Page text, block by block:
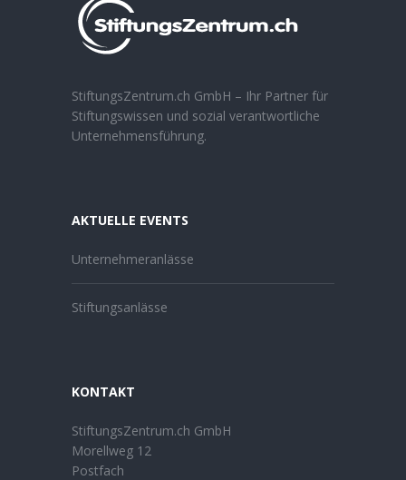
StiftungsZentrum.ch GmbH – Ihr Partner für
Stiftungswissen und sozial verantwortliche
Unternehmensführung.
AKTUELLE EVENTS
Unternehmeranlässe
Stiftungsanlässe
KONTAKT
StiftungsZentrum.ch GmbH
Morellweg 12
Postfach